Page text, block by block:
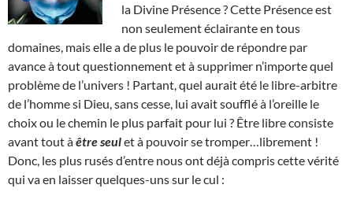
la Divine Présence ? Cette Présence est
non seulement éclairante en tous
domaines, mais elle a de plus le pouvoir de répondre par
avance à tout questionnement et à supprimer n’importe quel
problème de l’univers ! Partant, quel aurait été le libre-arbitre
de l’homme si Dieu, sans cesse, lui avait soufflé à l’oreille le
choix ou le chemin le plus parfait pour lui ? Être libre consiste
avant tout àêtre seulet à pouvoir se tromper…librement !
Donc, les plus rusés d’entre nous ont déjà compris cette vérité
qui va en laisser quelques-uns sur le cul :